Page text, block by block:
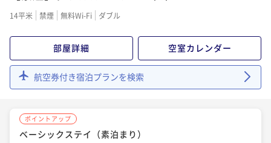
14平米 禁煙 無料Wi-Fi ダブル
部屋詳細 空室カレンダー
航空券付き宿泊プランを検索
ポイントアップ
ベーシックステイ（素泊まり）